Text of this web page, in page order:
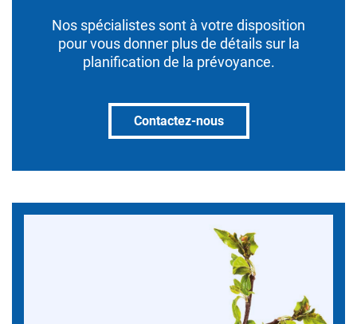
Nos spécialistes sont à votre disposition
pour vous donner plus de détails sur la
planification de la prévoyance.
Contactez-nous